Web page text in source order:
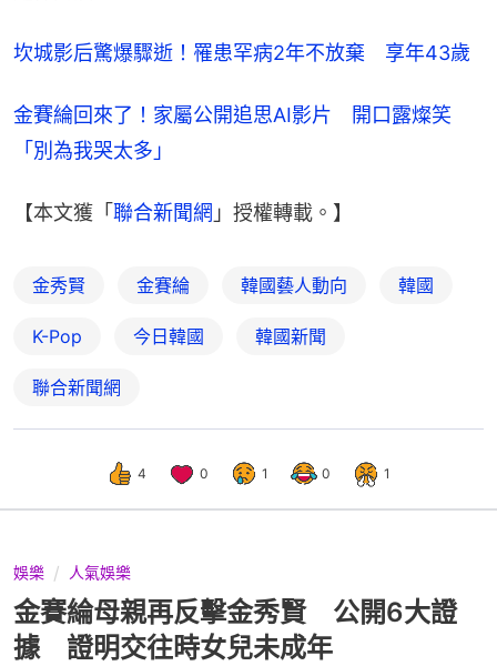
坎城影后驚爆驟逝！罹患罕病2年不放棄　享年43歲
金賽綸回來了！家屬公開追思AI影片　開口露燦笑
「別為我哭太多」
【本文獲「 聯合新聞網 」授權轉載。】
金秀賢 金賽綸 韓國藝人動向 韓國
K-Pop 今日韓國 韓國新聞
聯合新聞網
4 0 1 0 1
娛樂 人氣娛樂
金賽綸母親再反擊金秀賢 公開6大證
據 證明交往時女兒未成年